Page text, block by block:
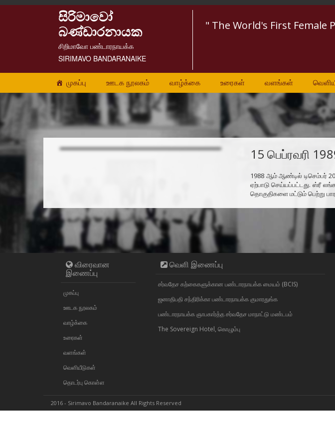
සිරිමාවෝ
බණ්ඩාරනායක
சிறிமாவோ பண்டாரநாயக்க
SIRIMAVO BANDARANAIKE
" The World's First Female
முகப்பு ஊடக நூலகம் வாழ்க்கை உரைகள் வளங்கள்
15 பெப்ரவரி
1988 ஆம் ஆண்டில் டிசெம்பர்
ஏற்பாடு செய்யப்பட்டது. ஸ்ரீ
தொகுதிகளை மட்டும் பெற்று
விரைவான
இணைப்பு
முகப்பு
ஊடக நூலகம்
வாழ்க்கை
உரைகள்
வளங்கள்
வெளியீடுகள்
தொடர்பு கொள்ள
வெளி இணைப்பு
சர்வதேச கற்கைகளுக்கான பண்டாரநாயக்க மையம் (BCIS)
ஜனாதிபதி சந்திரிக்கா பண்டாரநாயக்க குமாரதுங்க
பண்டாரநாயக்க ஞாபகார்த்த சர்வதேச மாநாட்டு மண்டபம்
The Sovereign Hotel, கொழும்பு
2016 - Sirimavo Bandaranaike All Rights Reserved